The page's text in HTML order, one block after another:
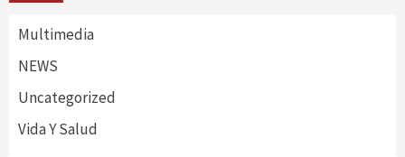
Multimedia
NEWS
Uncategorized
Vida Y Salud